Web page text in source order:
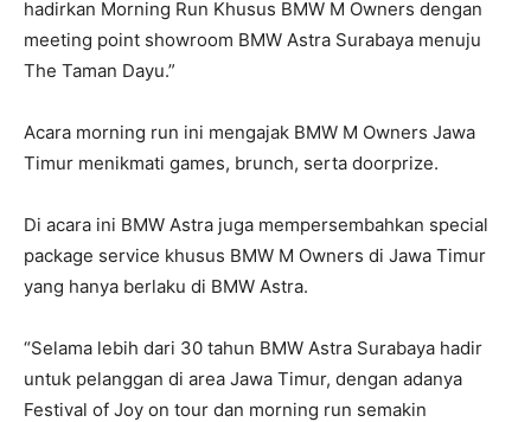
hadirkan Morning Run Khusus BMW M Owners dengan
meeting point showroom BMW Astra Surabaya menuju
The Taman Dayu.”
Acara morning run ini mengajak BMW M Owners Jawa
Timur menikmati games, brunch, serta doorprize.
Di acara ini BMW Astra juga mempersembahkan special
package service khusus BMW M Owners di Jawa Timur
yang hanya berlaku di BMW Astra.
“Selama lebih dari 30 tahun BMW Astra Surabaya hadir
untuk pelanggan di area Jawa Timur, dengan adanya
Festival of Joy on tour dan morning run semakin